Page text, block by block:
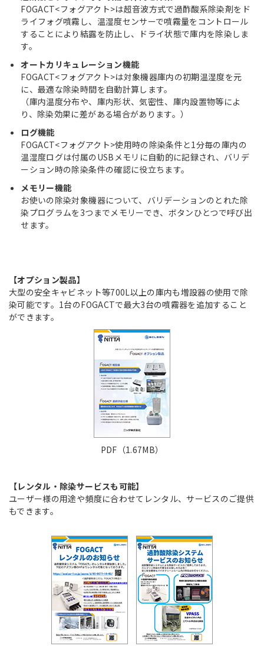
FOGACT<フォグアクト>は超音波方式で過酢酸系除染剤をド
ライフォグ噴霧し、温湿度センサーで噴霧量をコントロール
することにより結露を防止し、ドライ状態で庫内を除染しま
す。
オートカリキュレーション機能
FOGACT<フォグアクト>は対象機器庫内の初期温湿度を元
に、最適な除染時間を自動計算します。
（庫内温度分布や、庫内形状、気密性、庫内設置物等によ
り、除染効果に差がある場合があります。）
ログ機能
FOGACT<フォグアクト>使用時の除染条件と1分毎の庫内の
温湿度ログは付属のUSBメモリに自動的に記録され、バリデ
ーション時の除染条件の確認に役立ちます。
メモリー機能
お使いの除染対象機器について、バリデーションのとれた除
染プログラムを3つまでメモリーでき、ボタンひとつで呼び出
せます。
【オプション製品】
大型の安全キャビネット等700L以上の庫内も増設器の使用で除
染可能です。1台のFOGACTで最大3台の噴霧器を追加すること
ができます。
PDF（1.67MB）
【レンタル・除染サービスも可能】
ユーザー様の用途や頻度に合わせてレンタル、サービスのご提供
もできます。